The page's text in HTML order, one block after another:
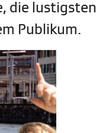
die lustigsten
Publikum.